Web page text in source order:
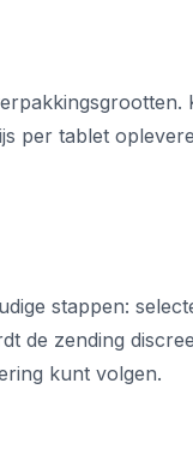
per tablet
stappen:
de zending
kunt volgen.